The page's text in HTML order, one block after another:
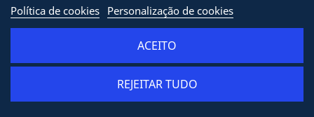
ADICIONAR AO CARRINHO
Política de cookies Personalização de cookies
REJEITAR TUDO
ACEITO
© Copyright - ORION91 - CIF
B10982650 - Todos os direitos